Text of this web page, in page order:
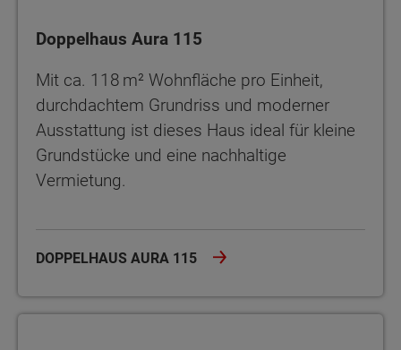
Doppelhaus Aura 115
Mit ca. 118 m² Wohnfläche pro Einheit,
durchdachtem Grundriss und moderner
Ausstattung ist dieses Haus ideal für kleine
Grundstücke und eine nachhaltige
Vermietung.
DOPPELHAUS AURA 115